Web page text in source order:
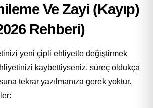
Ve Zayi (Kayıp)
Rehberi)
yeni çipli ehliyetle değiştirmek
kaybettiyseniz, süreç oldukça
tekrar yazılmanıza gerek yoktur.